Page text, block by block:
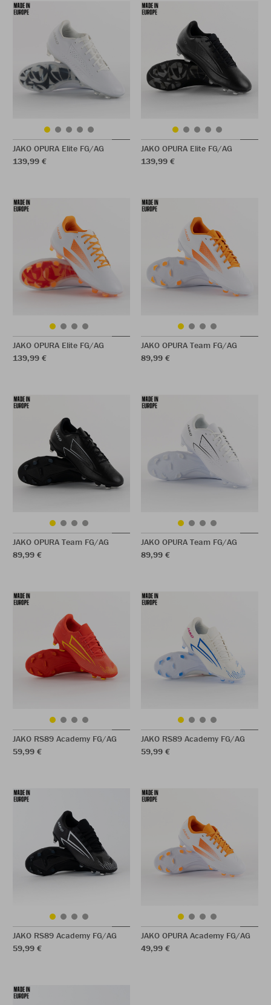
JAKO OPURA Elite FG/AG
139,99 €
JAKO OPURA Elite FG/AG
139,99 €
JAKO OPURA Elite FG/AG
139,99 €
JAKO OPURA Team FG/AG
89,99 €
JAKO OPURA Team FG/AG
89,99 €
JAKO OPURA Team FG/AG
89,99 €
JAKO RS89 Academy FG/AG
59,99 €
JAKO RS89 Academy FG/AG
59,99 €
JAKO RS89 Academy FG/AG
59,99 €
JAKO OPURA Academy FG/AG
49,99 €